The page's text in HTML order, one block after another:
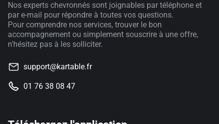
Nos experts chevronnés sont joignables par téléphone et
par e-mail pour répondre à toutes vos questions.
Pour comprendre nos services, trouver le bon
accompagnement ou simplement souscrire à une offre,
n'hésitez pas à les solliciter.
support@kartable.fr
01 76 38 08 47